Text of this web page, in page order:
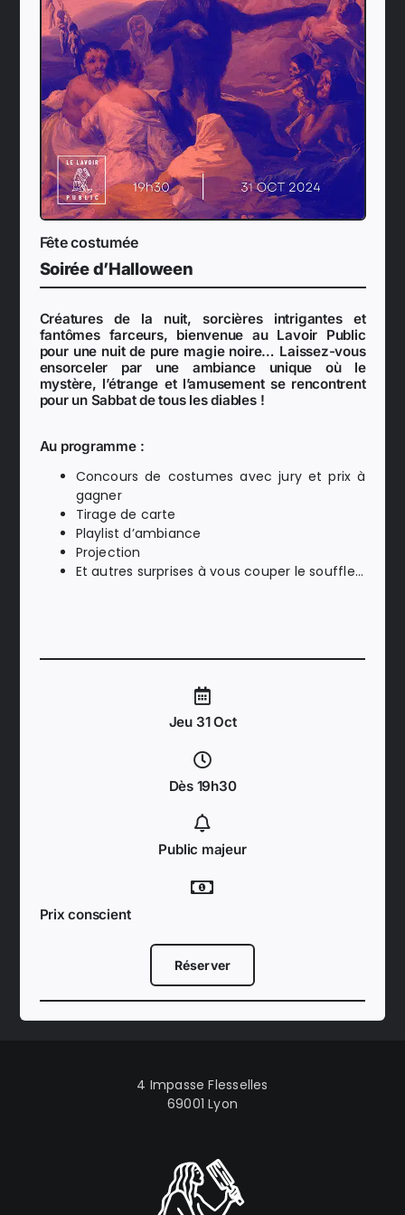
Fête costumée
Soirée d’Halloween
Créatures de la nuit, sorcières intrigantes et
fantômes farceurs, bienvenue au Lavoir Public
pour une nuit de pure magie noire… Laissez-vous
ensorceler par une ambiance unique où le
mystère, l’étrange et l’amusement se rencontrent
pour un Sabbat de tous les diables !
Au programme :
Concours de costumes avec jury et prix à
gagner
Tirage de carte
Playlist d’ambiance
Projection
Et autres surprises à vous couper le souffle…
Jeu 31 Oct
Dès 19h30
Public majeur
Prix conscient
Réserver
4 Impasse Flesselles
69001 Lyon